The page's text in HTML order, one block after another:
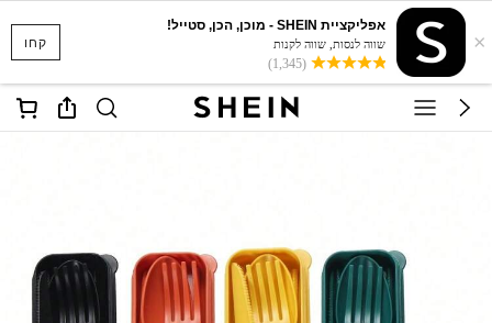
קחו ×
אפליקציית SHEIN - מוכן, הכן, סטייל!
שווה לנסות, שווה לקנות
(1,345)